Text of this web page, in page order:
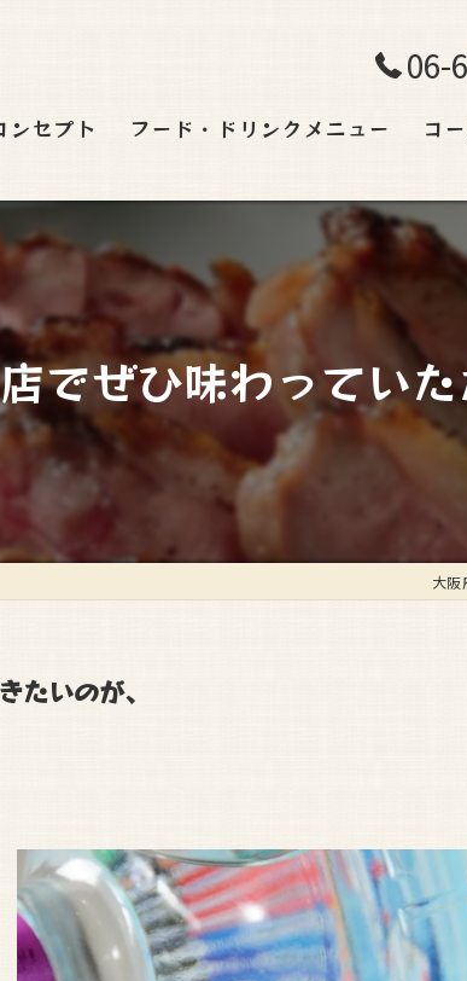
06-
ンセプト フード・ドリンクメニュー コ
でぜひ味わってい
大阪
たいのが、